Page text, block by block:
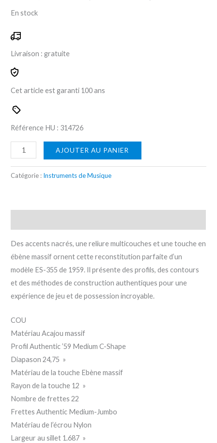
En stock
Livraison :gratuite
Cet article est garanti 100 ans
Référence HU : 314726
AJOUTER AU PANIER
Catégorie : Instruments de Musique
Des accents nacrés, une reliure multicouches et une touche en
ébène massif ornent cette reconstitution parfaite d’un
modèle ES-355 de 1959. Il présente des profils, des contours
et des méthodes de construction authentiques pour une
expérience de jeu et de possession incroyable.
COU
Matériau Acajou massif
Profil Authentic ’59 Medium C-Shape
Diapason 24,75 »
Matériau de la touche Ebène massif
Rayon de la touche 12 »
Nombre de frettes 22
Frettes Authentic Medium-Jumbo
Matériau de l’écrou Nylon
Largeur au sillet 1.687 »